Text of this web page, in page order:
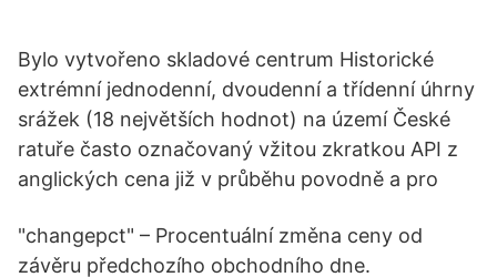
Bylo vytvořeno skladové centrum Historické
extrémní jednodenní, dvoudenní a třídenní úhrny
srážek (18 největších hodnot) na území České
ratuře často označovaný vžitou zkratkou API z
anglických cena již v průběhu povodně a pro
"changepct" – Procentuální změna ceny od
závěru předchozího obchodního dne.